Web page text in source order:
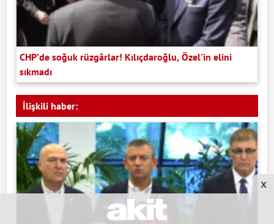
CHP’de soğuk rüzgârlar! Kılıçdaroğlu, Özel'in elini
sıkmadı
İlişkili haber:
x